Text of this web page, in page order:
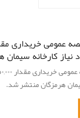
نياز كارخانه سیمان
هرمزگان منتشر شد.